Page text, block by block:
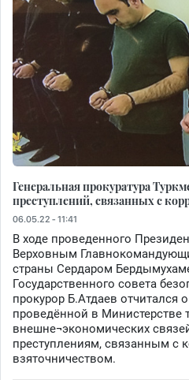
Генеральная прокуратура
преступлений, связанных с
06.05.22 - 11:41
В ходе проведенного
Верховным
страны Сердаром
Государственного совета
прокурор Б.Атдаев отчитался
проведённой в Министерстве
внешне¬экономических
преступлениям, связанным с
взяточничеством.